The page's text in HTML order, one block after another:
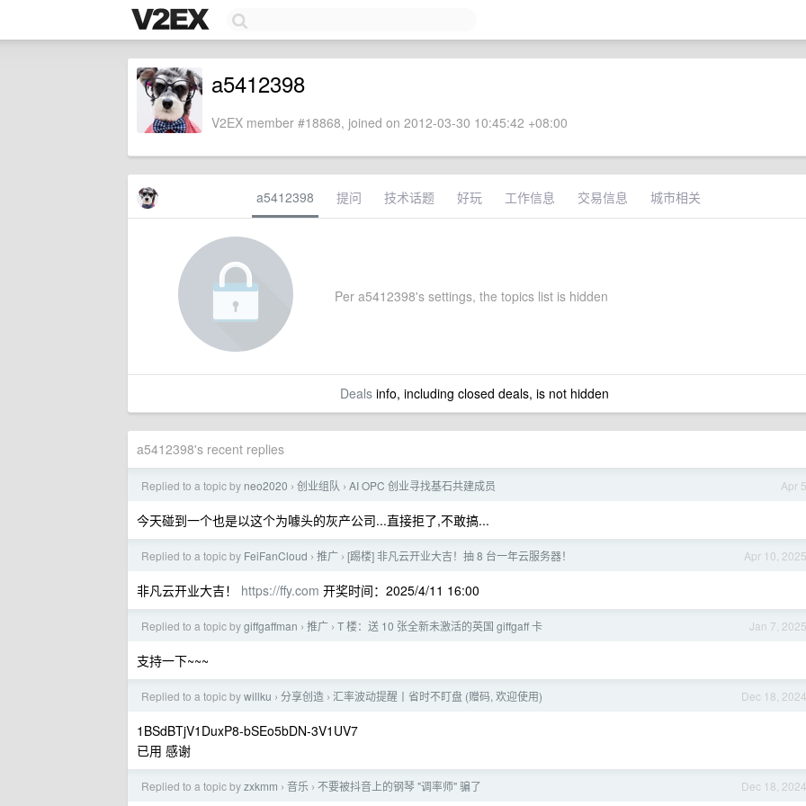
a5412398
V2EX member #18868, joined on 2012-03-30 10:45:42 +08:00
a5412398 提问 技术话题 好玩 工作信息 交易信息 城市相关
Per a5412398's settings, the topics list is hidden
Dealsinfo, including closed deals, is not hidden
a5412398's recent replies
Apr 5
Replied to a topic by neo2020 › 创业组队 › AI OPC 创业寻找基石共建成员
今天碰到一个也是以这个为噱头的灰产公司...直接拒了,不敢搞...
Apr 10, 2025
Replied to a topic by FeiFanCloud › 推广 › [踢楼] 非凡云开业大吉！抽 8 台一年云服务器！
非凡云开业大吉！ https://ffy.com 开奖时间：2025/4/11 16:00
Jan 7, 2025
Replied to a topic bygiffgaffman › 推广 › T 楼：送 10 张全新未激活的英国 giffgaff 卡
支持一下~~~
Dec 18, 2024
Replied to a topic bywillku › 分享创造 › 汇率波动提醒丨省时不盯盘 (赠码, 欢迎使用)
1BSdBTjV1DuxP8-bSEo5bDN-3V1UV7
已用 感谢
Dec 18, 2024
Replied to a topic byzxkmm › 音乐 › 不要被抖音上的钢琴 "调率师" 骗了